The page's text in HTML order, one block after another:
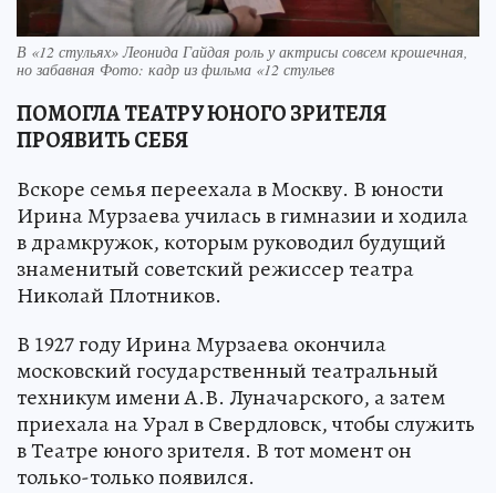
В «12 стульях» Леонида Гайдая роль у актрисы совсем крошечная,
но забавная Фото: кадр из фильма «12 стульев
ПОМОГЛА ТЕАТРУ ЮНОГО ЗРИТЕЛЯ
ПРОЯВИТЬ СЕБЯ
Вскоре семья переехала в Москву. В юности
Ирина Мурзаева училась в гимназии и ходила
в драмкружок, которым руководил будущий
знаменитый советский режиссер театра
Николай Плотников.
В 1927 году Ирина Мурзаева окончила
московский государственный театральный
техникум имени А.В. Луначарского, а затем
приехала на Урал в Свердловск, чтобы служить
в Театре юного зрителя. В тот момент он
только-только появился.